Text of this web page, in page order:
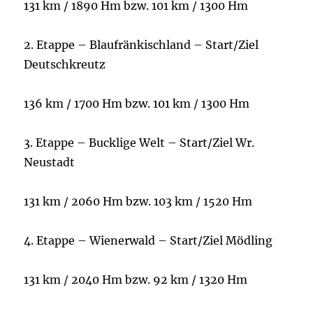
131 km / 1890 Hm bzw. 101 km / 1300 Hm
2. Etappe – Blaufränkischland – Start/Ziel
Deutschkreutz
136 km / 1700 Hm bzw. 101 km / 1300 Hm
3. Etappe – Bucklige Welt – Start/Ziel Wr.
Neustadt
131 km / 2060 Hm bzw. 103 km / 1520 Hm
4. Etappe – Wienerwald – Start/Ziel Mödling
131 km / 2040 Hm bzw. 92 km / 1320 Hm